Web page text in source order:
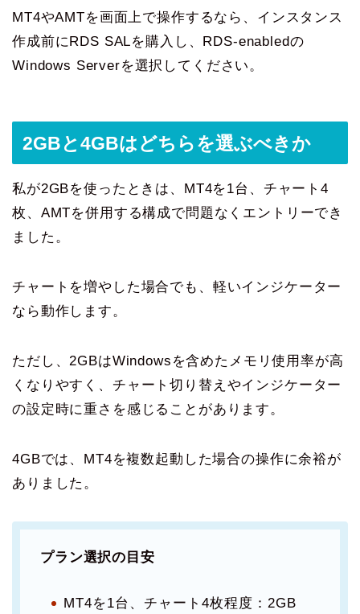
MT4やAMTを画面上で操作するなら、インスタンス
作成前にRDS SALを購入し、RDS-enabledの
Windows Serverを選択してください。
2GBと4GBはどちらを選ぶべきか
私が2GBを使ったときは、MT4を1台、チャート4
枚、AMTを併用する構成で問題なくエントリーでき
ました。
チャートを増やした場合でも、軽いインジケーター
なら動作します。
ただし、2GBはWindowsを含めたメモリ使用率が高
くなりやすく、チャート切り替えやインジケーター
の設定時に重さを感じることがあります。
4GBでは、MT4を複数起動した場合の操作に余裕が
ありました。
プラン選択の目安
MT4を1台、チャート4枚程度：2GB